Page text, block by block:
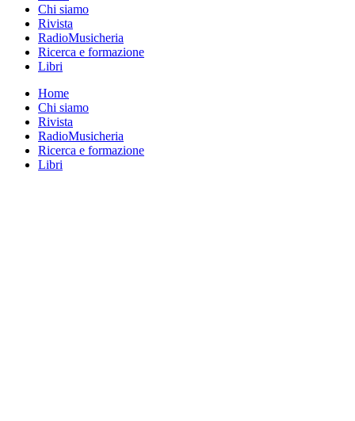
Chi siamo
Rivista
RadioMusicheria
Ricerca e formazione
Libri
Home
Chi siamo
Rivista
RadioMusicheria
Ricerca e formazione
Libri